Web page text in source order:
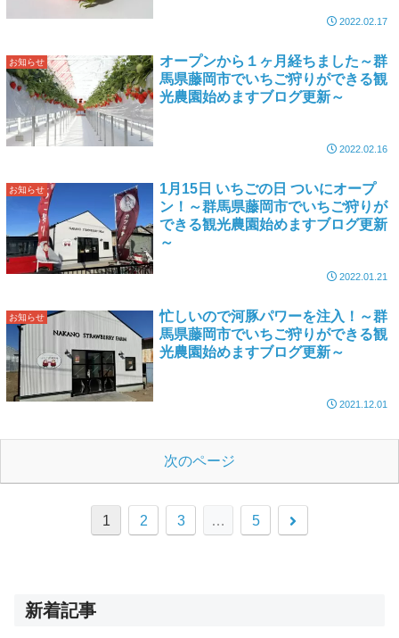
2022.02.17
お知らせ
オープンから１ヶ月経ちました～群
馬県藤岡市でいちご狩りができる観
光農園始めますブログ更新～
2022.02.16
お知らせ
1月15日 いちごの日 ついにオープ
ン！～群馬県藤岡市でいちご狩りが
できる観光農園始めますブログ更新
～
2022.01.21
お知らせ
忙しいので河豚パワーを注入！～群
馬県藤岡市でいちご狩りができる観
光農園始めますブログ更新～
2021.12.01
次のページ
1 2 3 … 5
新着記事